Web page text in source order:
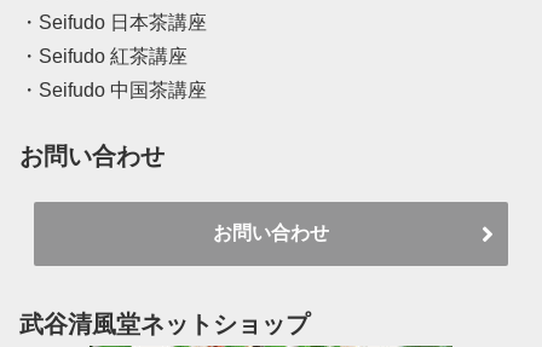
・Seifudo 日本茶講座
・Seifudo 紅茶講座
・Seifudo 中国茶講座
お問い合わせ
お問い合わせ
武谷清風堂ネットショップ